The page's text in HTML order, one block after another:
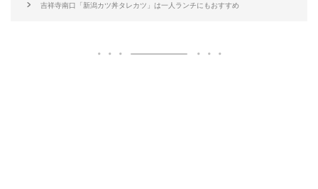
吉祥寺南口「新潟カツ丼タレカツ」は一人ランチにもおすすめ